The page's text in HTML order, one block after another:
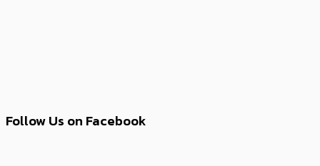
Follow Us on Facebook